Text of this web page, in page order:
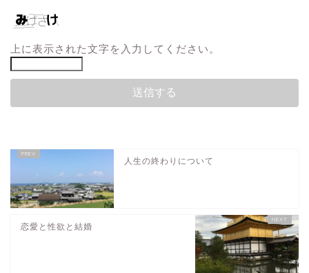
上に表示された文字を入力してください。
人生の終わりについて
恋愛と性欲と結婚